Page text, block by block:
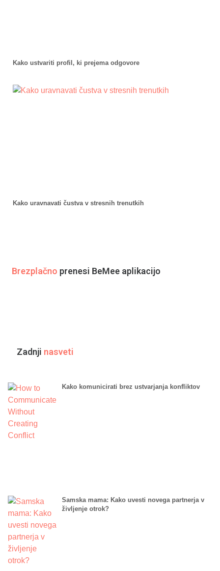
Kako ustvariti profil, ki prejema odgovore
Kako uravnavati čustva v stresnih trenutkih
Brezplačno prenesi BeMee aplikacijo
Zadnji nasveti
Kako komunicirati brez ustvarjanja konfliktov
Samska mama: Kako uvesti novega partnerja v
življenje otrok?